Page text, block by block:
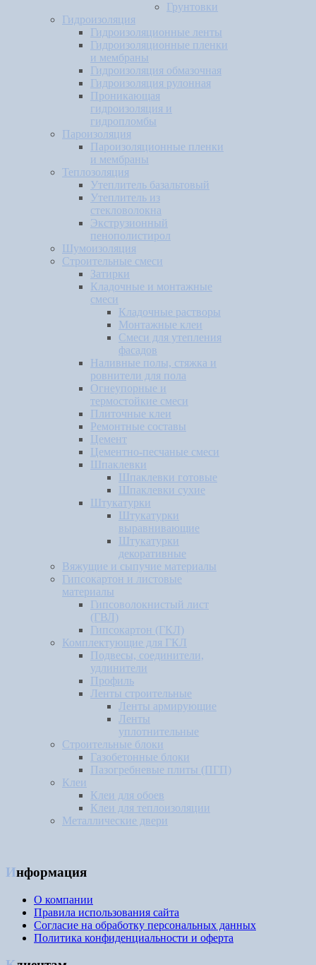
Грунтовки
Гидроизоляция
Гидроизоляционные ленты
Гидроизоляционные пленки
и мембраны
Гидроизоляция обмазочная
Гидроизоляция рулонная
Проникающая
гидроизоляция и
гидропломбы
Пароизоляция
Пароизоляционные пленки
и мембраны
Теплозоляция
Утеплитель базальтовый
Утеплитель из
стекловолокна
Экструзионный
пенополистирол
Шумоизоляция
Строительные смеси
Затирки
Кладочные и монтажные
смеси
Кладочные растворы
Монтажные клеи
Смеси для утепления
фасадов
Наливные полы, стяжка и
ровнители для пола
Огнеупорные и
термостойкие смеси
Плиточные клеи
Ремонтные составы
Цемент
Цементно-песчаные смеси
Шпаклевки
Шпаклевки готовые
Шпаклевки сухие
Штукатурки
Штукатурки
выравнивающие
Штукатурки
декоративные
Вяжущие и сыпучие материалы
Гипсокартон и листовые
материалы
Гипсоволокнистый лист
(ГВЛ)
Гипсокартон (ГКЛ)
Комплектующие для ГКЛ
Подвесы, соединители,
удлинители
Профиль
Ленты строительные
Ленты армирующие
Ленты
уплотнительные
Строительные блоки
Газобетонные блоки
Пазогребневые плиты (ПГП)
Клеи
Клеи для обоев
Клеи для теплоизоляции
Металлические двери
Информация
О компании
Правила использования сайта
Согласие на обработку персональных данных
Политика конфиденциальности и оферта